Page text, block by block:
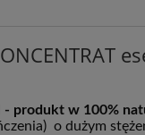
- produkt w 100%
o du­żym